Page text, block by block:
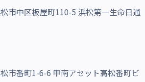
市中区板屋町110-5 浜松第一生命日通
市番町1-6-6 甲南アセット高松番町ビ